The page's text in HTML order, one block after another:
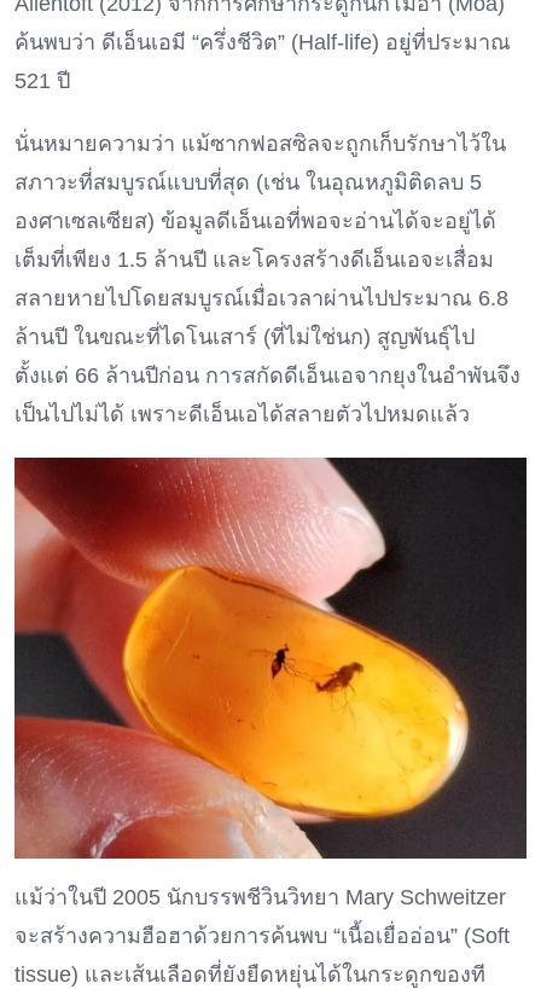
ค้นพบว่า ดีเอ็นเอมี “ครึ่งชีวิต” (Half-life) อยู่ที่ประมาณ
521 ปี
นั่นหมายความว่า แม้ซากฟอสซิลจะถูกเก็บรักษาไว้ใน
สภาวะที่สมบูรณ์แบบที่สุด (เช่น ในอุณหภูมิติดลบ 5
องศาเซลเซียส) ข้อมูลดีเอ็นเอที่พอจะอ่านได้จะอยู่ได้
เต็มที่เพียง 1.5 ล้านปี และโครงสร้างดีเอ็นเอจะเสื่อม
สลายหายไปโดยสมบูรณ์เมื่อเวลาผ่านไปประมาณ 6.8
ล้านปี ในขณะที่ไดโนเสาร์ (ที่ไม่ใช่นก) สูญพันธุ์ไป
ตั้งแต่ 66 ล้านปีก่อน การสกัดดีเอ็นเอจากยุงในอำพันจึง
เป็นไปไม่ได้ เพราะดีเอ็นเอได้สลายตัวไปหมดแล้ว
แม้ว่าในปี 2005 นักบรรพชีวินวิทยา Mary Schweitzer
จะสร้างความฮือฮาด้วยการค้นพบ “เนื้อเยื่ออ่อน” (Soft
tissue) และเส้นเลือดที่ยังยืดหยุ่นได้ในกระดูกของที